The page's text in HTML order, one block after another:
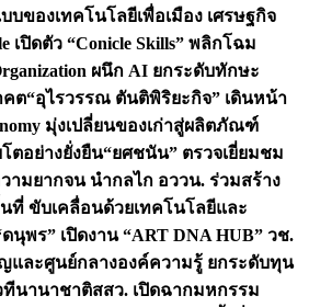
ของเทคโนโลยีเพื่อเมือง เศรษฐกิจ
เปิดตัว “Conicle Skills” พลิกโฉม
ผนึก AI ยกระดับทักษะ
คต“อุไรวรรณ ตันติพิริยะกิจ” เดินหน้า
มุ่งเปลี่ยนของเก่าสู่ผลิตภัณฑ์
ตอย่างยั่งยืน“ยศชนัน” ตรวจเยี่ยมชม
มยากจน นำกลไก อววน. ร่วมสร้าง
ที่ ขับเคลื่อนด้วยเทคโนโลยีและ
ดนุพร” เปิดงาน “ART DNA HUB” วช.
และศูนย์กลางองค์ความรู้ ยกระดับทุน
นานาชาติสสว. เปิดฉากมหกรรม